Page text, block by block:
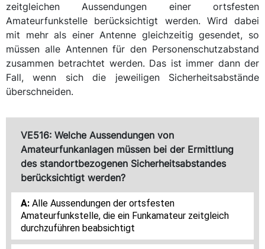
zeitgleichen Aussendungen einer ortsfesten
Amateurfunkstelle berücksichtigt werden. Wird dabei
mit mehr als einer Antenne gleichzeitig gesendet, so
müssen alle Antennen für den Personenschutzabstand
zusammen betrachtet werden. Das ist immer dann der
Fall, wenn sich die jeweiligen Sicherheitsabstände
überschneiden.
VE516: Welche Aussendungen von
Amateurfunkanlagen müssen bei der Ermittlung
des standortbezogenen Sicherheitsabstandes
berücksichtigt werden?
Alle Aussendungen der ortsfesten
Amateurfunkstelle, die ein Funkamateur zeitgleich
durchzuführen beabsichtigt